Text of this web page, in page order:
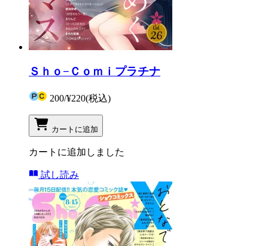
Ｓｈｏ−Ｃｏｍｉプラチナ
200/¥220(税込)
カートに追加
カートに追加しました
試し読み